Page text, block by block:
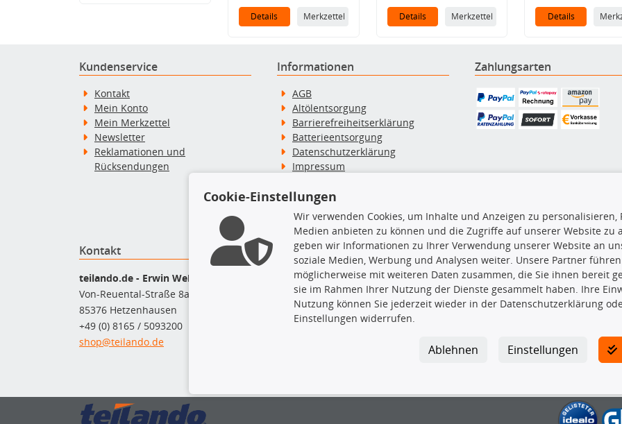
Details Merkzettel Details Merkzettel Details
Kundenservice
Kontakt
Mein Konto
Mein Merkzettel
Newsletter
Reklamationen und
Rücksendungen
Informationen
AGB
Altölentsorgung
Barrierefreiheitserklärung
Batterieentsorgung
Datenschutzerklärung
Impressum
Widerruf des Vertrags
Zahlung & Versand
Zahlungsarten
Kontakt
teilando.de - Erwin Weber GmbH
Von-Reuental-Straße 8a
85376 Hetzenhausen
+49 (0) 8165 / 5093200
shop@teilando.de
Top Produkte
Beleuchtung
Bremsbeläge
Bremsscheiben
Kupplungssatz
TecDoc Inside
Die hier angezeigten Daten
Es ist zu unterlassen, die Daten oder
TecDoc zu vervielfältigen, zu
Bitte prüfen Sie, ob das über
gesuchten Ersatzteil entspricht.
Cookie-Einstellungen
Wir verwenden Cookies, um Inhalte und Anzeigen zu
Medien anbieten zu können und die Zugriffe auf unserer Website zu
geben wir Informationen zu Ihrer Verwendung unserer Website an
soziale Medien, Werbung und Analysen weiter. Unsere Partner
möglicherweise mit weiteren Daten zusammen, die Sie ihnen bereit
sie im Rahmen Ihrer Nutzung der Dienste gesammelt haben. Ihre
Nutzung können Sie jederzeit wieder in der Datenschutzerklärung
Einstellungen widerrufen.
Einstellungen
Ablehnen